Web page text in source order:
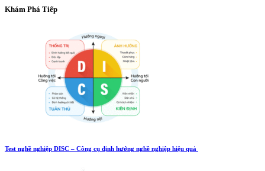
Khám Phá Tiếp
Test nghề nghiệp DISC – Công cụ định hướng nghề nghiệp hiệu quả